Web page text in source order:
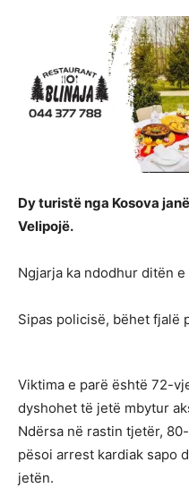
Dy turistë nga Kosova
Velipojë.
Ngjarja ka ndodhur ditën e
Sipas policisë, bëhet fjalë
Viktima e parë është 72-
dyshohet të jetë mbytur
Ndërsa në rastin tjetër,
pësoi arrest kardiak sapo
jetën.